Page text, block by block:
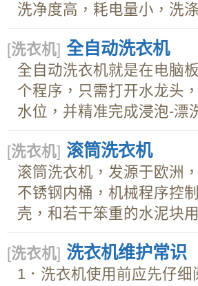
洗净度高，耗电量小，洗
[洗衣机] 全自动洗衣机
全自动洗衣机就是在电脑
个程序，只需打开水龙头
水位，并精准完成浸泡-漂
[洗衣机] 滚筒洗衣机
滚筒洗衣机，发源于欧洲
不锈钢内桶，机械程序控
壳，和若干笨重的水泥块
[洗衣机] 洗衣机维护常识
1．洗衣机使用前应先仔